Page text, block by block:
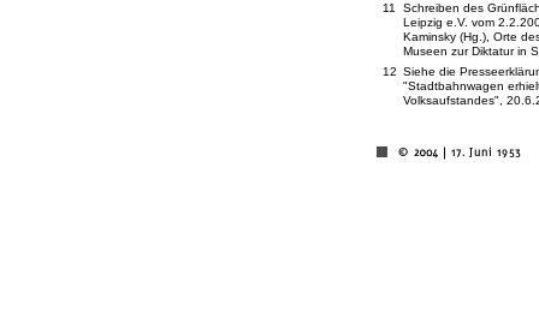
11
Schreiben des
Leipzig e.V. vom
Kaminsky (Hg.), Orte
Museen zur Diktatur in
12 Siehe die
"Stadtbahnwagen
Volksaufstandes",